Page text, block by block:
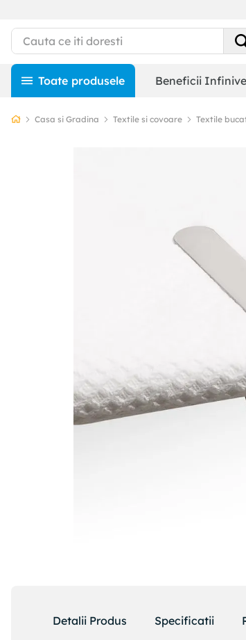
Beneficii
Casa si Gradina Textile si covoare Textile
Detalii Produs Specificatii